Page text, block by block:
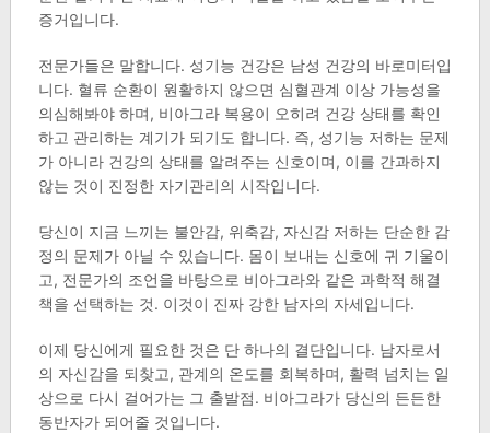
증거입니다.
전문가들은 말합니다. 성기능 건강은 남성 건강의 바로미터입
니다. 혈류 순환이 원활하지 않으면 심혈관계 이상 가능성을
의심해봐야 하며, 비아그라 복용이 오히려 건강 상태를 확인
하고 관리하는 계기가 되기도 합니다. 즉, 성기능 저하는 문제
가 아니라 건강의 상태를 알려주는 신호이며, 이를 간과하지
않는 것이 진정한 자기관리의 시작입니다.
당신이 지금 느끼는 불안감, 위축감, 자신감 저하는 단순한 감
정의 문제가 아닐 수 있습니다. 몸이 보내는 신호에 귀 기울이
고, 전문가의 조언을 바탕으로 비아그라와 같은 과학적 해결
책을 선택하는 것. 이것이 진짜 강한 남자의 자세입니다.
이제 당신에게 필요한 것은 단 하나의 결단입니다. 남자로서
의 자신감을 되찾고, 관계의 온도를 회복하며, 활력 넘치는 일
상으로 다시 걸어가는 그 출발점. 비아그라가 당신의 든든한
동반자가 되어줄 것입니다.